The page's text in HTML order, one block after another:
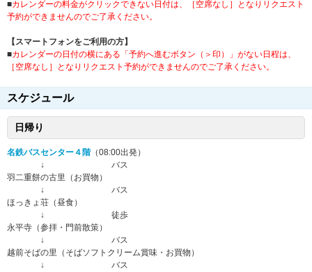
■カレンダーの料金がクリックできない日付は、［空席なし］となりリクエスト
予約ができませんのでご了承ください。
【スマートフォンをご利用の方】
■カレンダーの日付の横にある「予約へ進むボタン（＞印）」がない日程は、
［空席なし］となりリクエスト予約ができませんのでご了承ください。
スケジュール
日帰り
名鉄バスセンター４階（08:00出発）
↓ バス
羽二重餅の古里（お買物）
↓ バス
ほっきょ荘（昼食）
↓ 徒歩
永平寺（参拝・門前散策）
↓ バス
越前そばの里（そばソフトクリーム賞味・お買物）
↓ バス